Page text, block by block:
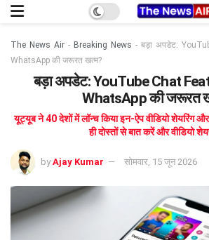
The News Air - Breaking News - बड़ा अपडेट:
WhatsApp की जरूरत खत्म?
बड़ा अपडेट: YouTube Chat
WhatsApp की जरूरत
यूट्यूब ने 40 देशों में लॉन्च किया इन-ऐप वीडियो शेयरिंग
ही दोस्तों से बात करें और वीडियो
by Ajay Kumar सोमवार, 15 जून 2026